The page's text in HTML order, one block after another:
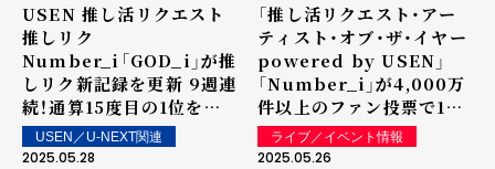
USEN 推し活リクエスト
推しリク
Number_i「GOD_i」が推
しリク新記録を更新 9週連
続！通算15度目の1位を獲
得！ 第61回 「ウィークリー
ランキング」を発表～ 上位
USEN／U-NEXT関連
2025.05.28
「推し活リクエスト・アー
ティスト・オブ・ザ・イヤー
powered by USEN」
「Number_i」が4,000万
件以上のファン投票で1位
に決定！ 5/22（木）
「MUSIC AWARDS
ライブ／イベント情報
2025.05.26